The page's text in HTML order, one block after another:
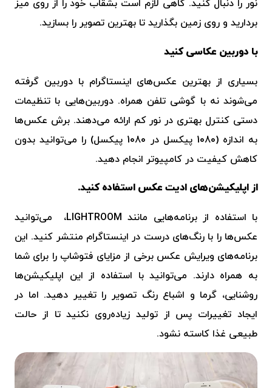
نور را دنبال کنید. گاهی لازم است بشقاب خود را از روی میز
بردارید و روی زمین بگذارید تا بهترین تصویر را بسازید.
با دوربین عکاسی کنید
بسیاری از بهترین عکس‌های اینستاگرام با دوربین گرفته
می‌شوند نه با گوشی تلفن همراه. دوربین‌هایی با تنظیمات
دستی کنترل بهتری در نور کم ارائه می‌دهند. برش عکس‌ها
به اندازه (1080 پیکسل در 1080 پیکسل) را می‌توانید بدون
کاهش کیفیت در کامپیوتر انجام دهید.
از اپلیکیشن‌های ادیت عکس استفاده کنید.
با استفاده از برنامه‌هایی مانند LIGHTROOM، می‌توانید
عکس‌ها را با رنگ‌های درست در اینستاگرام منتشر کنید. این
برنامه‌های ویرایش عکس برخی از مزایای فتوشاپ را برای شما
به همراه دارند. می‌توانید با استفاده از این اپلیکیشن‌ها
روشنایی، گرما و اشباع رنگ تصویر را تغییر دهید. اما در
ایجاد تغییرات پس از تولید زیاده‌روی نکنید تا از حالت
طبیعی غذا کاسته نشود.